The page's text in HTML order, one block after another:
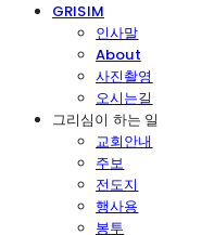
GRISIM
인사말
About
사진촬영
오시는길
그리심이 하는 일
교회안내
주보
전도지
행사용
봉투